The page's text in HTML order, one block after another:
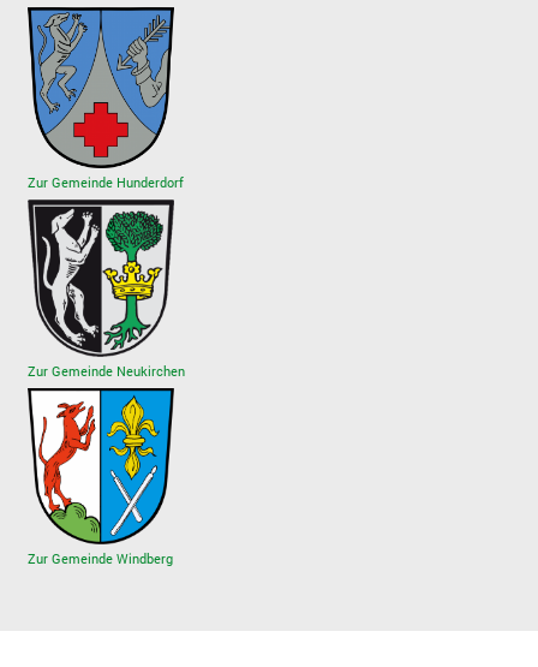
Zur Gemeinde Hunderdorf
Zur Gemeinde Neukirchen
Zur Gemeinde Windberg